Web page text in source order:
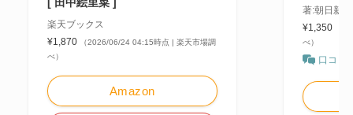
楽天ブックス
¥1,870
（2026/06/24 04:15時点 | 楽天市場調
べ）
Amazon
著:朝日新
¥1,350
べ）
口コミ